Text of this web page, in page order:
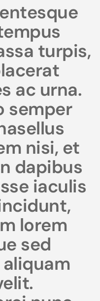
turpis,
ac urna.
semper
nisi, et
dapibus
iaculis
lorem
sed